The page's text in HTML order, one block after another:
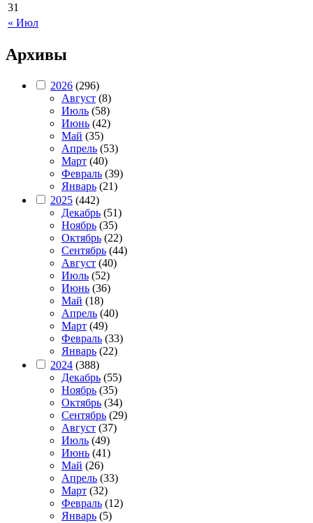
« Июл
31
Архивы
2026 (296)
Август (8)
Июль (58)
Июнь (42)
Май (35)
Апрель (53)
Март (40)
Февраль (39)
Январь (21)
2025 (442)
Декабрь (51)
Ноябрь (35)
Октябрь (22)
Сентябрь (44)
Август (40)
Июль (52)
Июнь (36)
Май (18)
Апрель (40)
Март (49)
Февраль (33)
Январь (22)
2024 (388)
Декабрь (55)
Ноябрь (35)
Октябрь (34)
Сентябрь (29)
Август (37)
Июль (49)
Июнь (41)
Май (26)
Апрель (33)
Март (32)
Февраль (12)
Январь (5)